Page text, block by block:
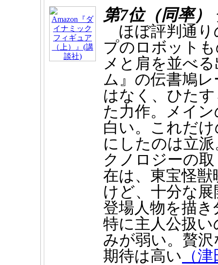
第7位（同率）
ほぼ評判通り
プのロボット
メと肩を並べ
ム』の伝書鳩
はなく、ひた
た力作。メイ
白い。これだ
にしたのは立
クノロジーの
在は、東宝怪
けど、十分な
登場人物を描
特に主人公扱
みが弱い。贅
期待は高い （